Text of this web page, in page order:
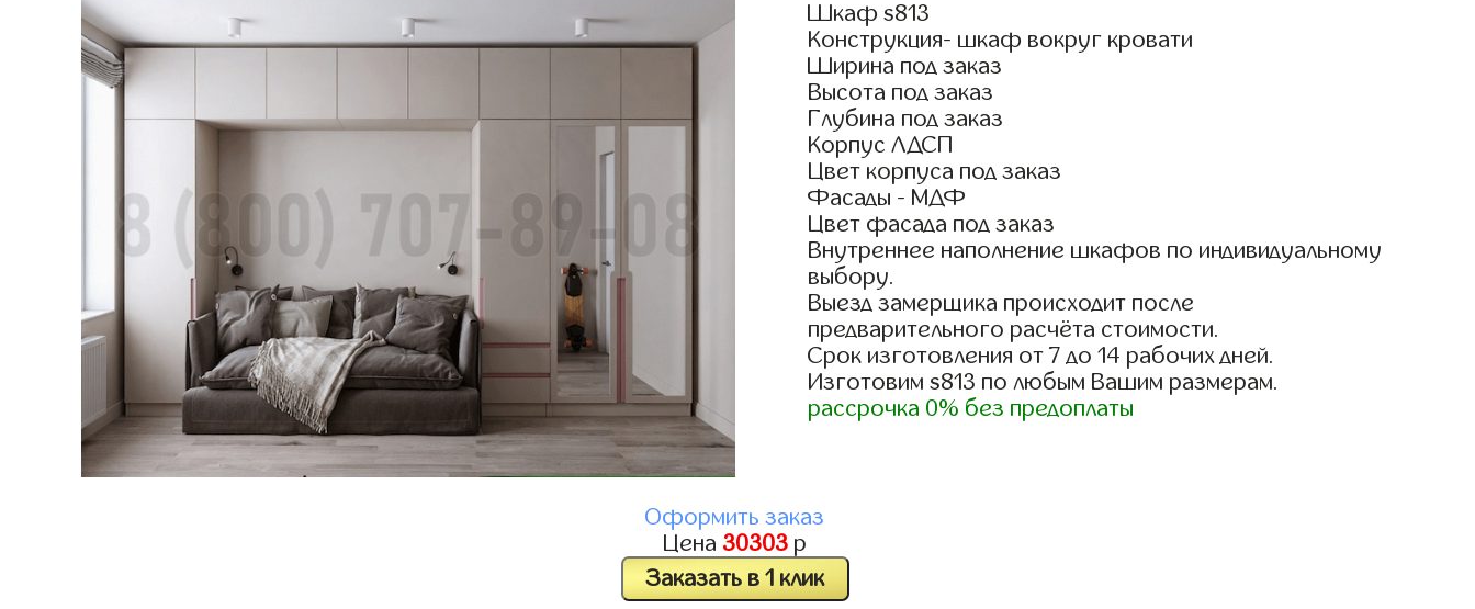
Шкаф s813
Конструкция- шкаф вокруг кровати
Ширина под заказ
Высота под заказ
Глубина под заказ
Корпус ЛДСП
Цвет корпуса под заказ
Фасады - МДФ
Цвет фасада под заказ
Внутреннее наполнение шкафов по индивидуальному
выбору.
Выезд замерщика происходит после
предварительного расчёта стоимости.
Срок изготовления от 7 до 14 рабочих дней.
Изготовим s813 по любым Вашим размерам.
рассрочка 0% без предоплаты
Оформить заказ
Цена 30303 р
Заказать в 1 клик